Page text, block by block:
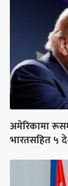
अमेरिकामा
भारतसहित ५